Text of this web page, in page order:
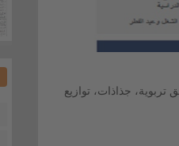
تربوية، جذاذات، توازيع